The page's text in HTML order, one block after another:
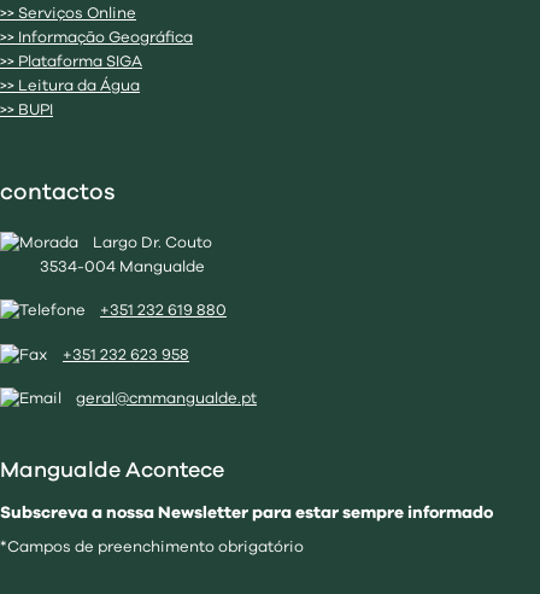
>> Serviços Online
>> Informação Geográfica
>> Plataforma SIGA
>> Leitura da Água
>> BUPI
contactos
Largo Dr. Couto
3534-004 Mangualde
+351 232 619 880
+351 232 623 958
geral@cmmangualde.pt
Mangualde Acontece
Subscreva a nossa Newsletter para estar sempre informado
*Campos de preenchimento obrigatório